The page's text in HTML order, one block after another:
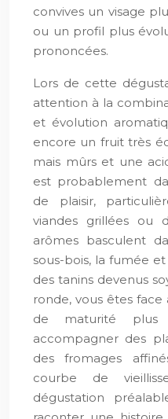
convives un visage
ou un profil plus
prononcées.
Lors de cette
attention à la
et évolution
encore un fruit très
mais mûrs et une
est probablement
de plaisir,
viandes grillées ou
arômes basculent
sous-bois, la fumée
des tanins devenus
ronde, vous êtes
de maturité plus
accompagner des
des fromages
courbe de
dégustation